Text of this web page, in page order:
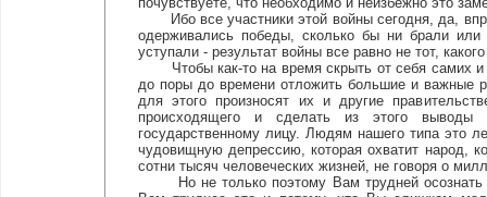
Ибо все участники этой войны сегодня, да,
одерживались победы, сколько бы ни брали
уступали - результат войны все равно не тот,
Чтобы как-то на время скрыть от себя самих и
до поры до времени отложить большие и важные
для этого произносят их и другие
происходящего и сделать из этого выводы
государственному лицу. Людям нашего типа это
чудовищную депрессию, которая охватит народ,
сотни тысяч человеческих жизней, не говоря о
Но не только поэтому Вам трудней осознать